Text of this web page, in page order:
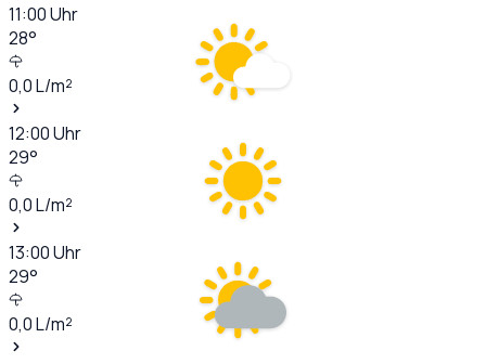
11:00Uhr
28°
0,0L/m²
12:00Uhr
29°
0,0L/m²
13:00Uhr
29°
0,0L/m²